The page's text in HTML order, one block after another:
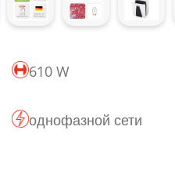
610 W
однофазной сети